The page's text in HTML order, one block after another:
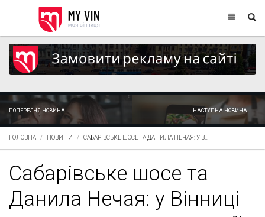
ПОПЕРЕДНЯ НОВИНА НАСТУПНА НОВИНА
ГОЛОВНА НОВИНИ САБАРІВСЬКЕ ШОСЕ ТА ДАНИЛА НЕЧАЯ: У В...
Сабарівське шосе та
Данила Нечая: у Вінниці